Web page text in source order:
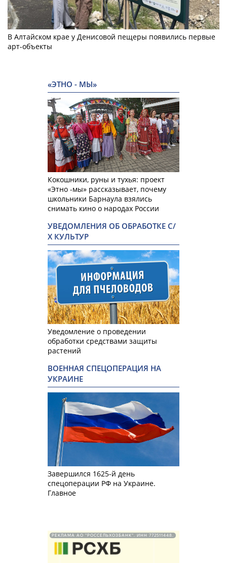
В Алтайском крае у Денисовой пещеры появились первые
арт-объекты
«ЭТНО - МЫ»
Кокошники, руны и тухья: проект
«Этно -мы» рассказывает, почему
школьники Барнаула взялись
снимать кино о народах России
УВЕДОМЛЕНИЯ ОБ ОБРАБОТКЕ С/
Х КУЛЬТУР
Уведомление о проведении
обработки средствами защиты
растений
ВОЕННАЯ СПЕЦОПЕРАЦИЯ НА
УКРАИНЕ
Завершился 1625-й день
спецоперации РФ на Украине.
Главное
РЕКЛАМА АО "РОССЕЛЬХОЗБАНК". ИНН 772511448.